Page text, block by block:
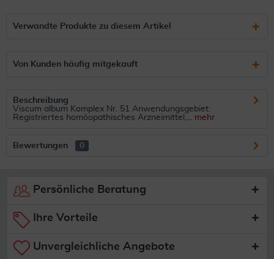
Verwandte Produkte zu diesem Artikel
Von Kunden häufig mitgekauft
Beschreibung
Viscum album Komplex Nr. 51 Anwendungsgebiet:
Registriertes homöopathisches Arzneimittel,... mehr
Bewertungen 0
Persönliche Beratung
Ihre Vorteile
Unvergleichliche Angebote